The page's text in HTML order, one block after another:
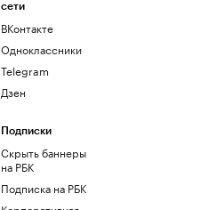
сети
ВКонтакте
Одноклассники
Telegram
Дзен
Подписки
Скрыть баннеры
на РБК
Подписка на РБК